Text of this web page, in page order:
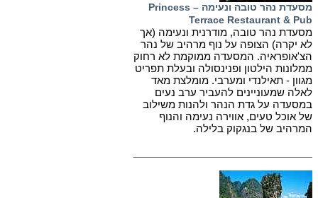
מסעדת נהר טובה ונעימה – Princess
Terrace Restaurant & Pub
מסעדת נהר טובה, מודרנית ונעימה (אך
לא יקרה) הצופה על נוף מרהיב של נהר
הצ'אופראיה. המסעדה ממוקמת לא רחוק
ממלונות הילטון ופנינסולה ובעלת תפריט
מגוון - תאילנדי ומערבי. מומלצת מאד
לאלה שמעוניינים להעביר ערב נעים
במסעדה על גדת הנהר ולהנות משילוב
של אוכל טעים, אווירה נעימה והנוף
המרהיב של בנגקוק בלילה.